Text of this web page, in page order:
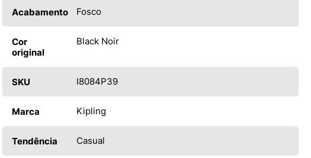
Acabamento Fosco
Cor
original
Black Noir
SKU I8084P39
Marca Kipling
Tendência Casual